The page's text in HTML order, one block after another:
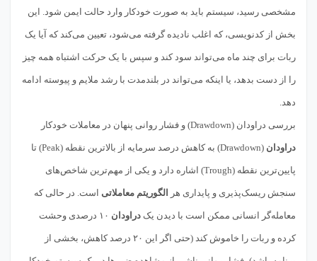
مشخصی رسید، سیستم باید به صورت خودکار وارد حالت ایمن شود. این
بخش از کدنویسی، که اغلب نادیده گرفته می‌شود، تعیین می‌کند که آیا یک
ربات برای چند ماه می‌تواند سود کند و سپس با یک حرکت اشتباه همه چیز
را از دست بدهد، یا اینکه می‌تواند در بلندمدت با رشد ملایم و پیوسته ادامه
دهد.
بررسی دراو‌دان (Drawdown) و فشار روانی پنهان در معاملات خودکار
دراودان (Drawdown) به کاهش درصد سرمایه از بالاترین نقطه (Peak) تا
پایین‌ترین نقطه (Trough) اشاره دارد و یکی از مهم‌ترین شاخص‌های
سنجش ریسک‌پذیری و پایداری هر الگوریتم معاملاتی است. در حالی که
معامله‌گر انسانی ممکن است با دیدن یک دراودان ۱۰ درصدی وحشت
کرده و ربات را خاموش کند (حتی اگر این ۲۰ درصد کاهش، بخشی از